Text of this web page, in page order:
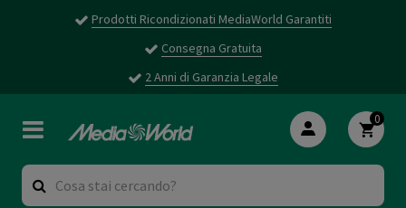
Prodotti Ricondizionati MediaWorld Garantiti
Consegna Gratuita
2 Anni di Garanzia Legale
0